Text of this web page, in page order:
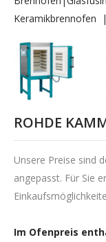
Keramikbrennofen
ROHDE
Unsere Preise sind
angepasst. Für Sie
Im Ofenpreis